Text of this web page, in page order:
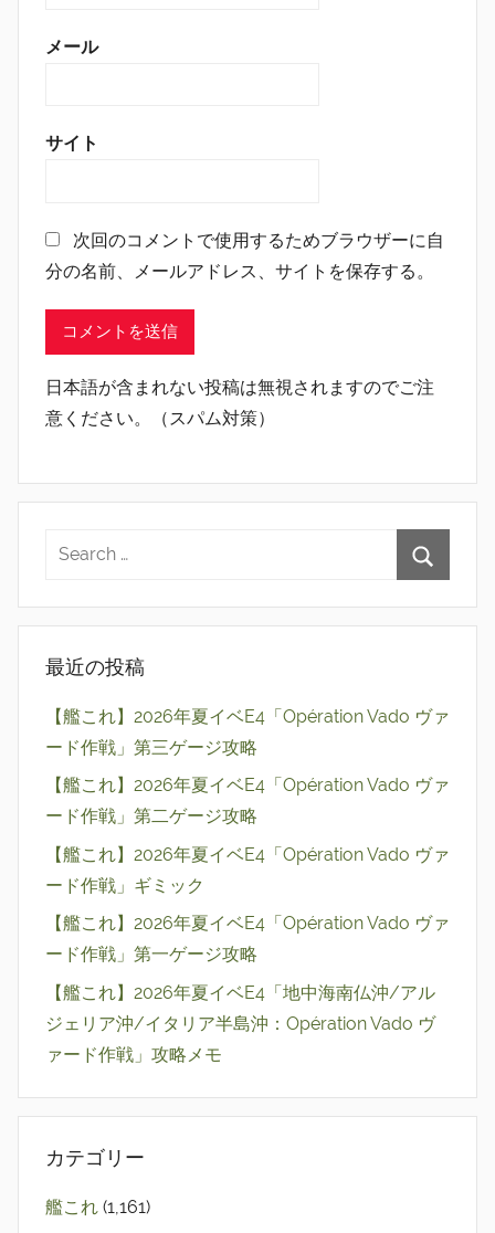
メール
サイト
次回のコメントで使用するためブラウザーに自
分の名前、メールアドレス、サイトを保存する。
日本語が含まれない投稿は無視されますのでご注
意ください。（スパム対策）
最近の投稿
【艦これ】2026年夏イベE4「Opération Vado ヴァ
ード作戦」第三ゲージ攻略
【艦これ】2026年夏イベE4「Opération Vado ヴァ
ード作戦」第二ゲージ攻略
【艦これ】2026年夏イベE4「Opération Vado ヴァ
ード作戦」ギミック
【艦これ】2026年夏イベE4「Opération Vado ヴァ
ード作戦」第一ゲージ攻略
【艦これ】2026年夏イベE4「地中海南仏沖/アル
ジェリア沖/イタリア半島沖：Opération Vado ヴ
ァード作戦」攻略メモ
カテゴリー
艦これ (1,161)